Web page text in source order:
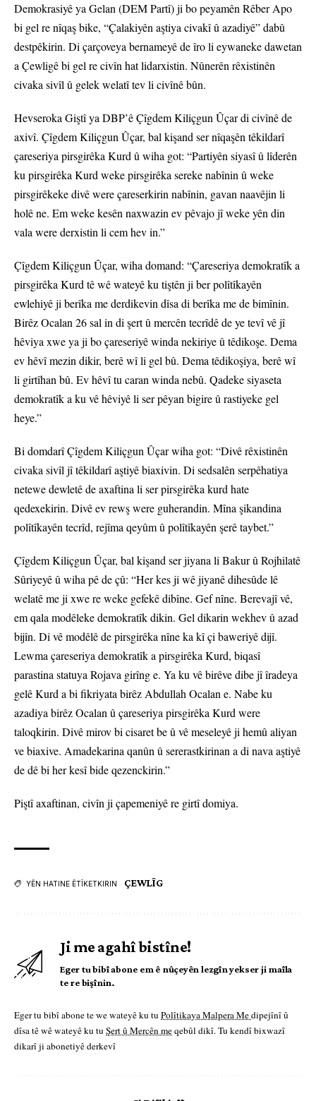
Demokrasiyê ya Gelan (DEM Partî) ji bo peyamên Rêber Apo
bi gel re nîqaş bike, “Çalakiyên aştiya civakî û azadiyê” dabû
destpêkirin. Di çarçoveya bernameyê de îro li eywaneke dawetan
a Çewligê bi gel re civîn hat lidarxistin. Nûnerên rêxistinên
civaka sivîl û gelek welatî tev li civînê bûn.
Hevseroka Giştî ya DBP’ê Çîgdem Kiliçgun Ûçar di civînê de
axivî. Çîgdem Kiliçgun Ûçar, bal kişand ser nîqaşên têkildarî
çareseriya pirsgirêka Kurd û wiha got: “Partiyên siyasî û lîderên
ku pirsgirêka Kurd weke pirsgirêka sereke nabînin û weke
pirsgirêkeke divê were çareserkirin nabînin, gavan naavêjin li
holê ne. Em weke kesên naxwazin ev pêvajo jî weke yên din
vala were derxistin li cem hev in.”
Çîgdem Kiliçgun Ûçar, wiha domand: “Çareseriya demokratîk a
pirsgirêka Kurd tê wê wateyê ku tiştên ji ber polîtîkayên
ewlehiyê ji berîka me derdikevin dîsa di berîka me de bimînin.
Birêz Ocalan 26 sal in di şert û mercên tecrîdê de ye tevî vê jî
hêviya xwe ya ji bo çareseriyê winda nekiriye û têdikoşe. Dema
ev hêvî mezin dikir, berê wî li gel bû. Dema têdikoşiya, berê wî
li girtîhan bû. Ev hêvî tu caran winda nebû. Qadeke siyaseta
demokratîk a ku vê hêviyê li ser pêyan bigire û rastiyeke gel
heye.”
Bi domdarî Çîgdem Kiliçgun Ûçar wiha got: “Divê rêxistinên
civaka sivîl jî têkildarî aştiyê biaxivin. Di sedsalên serpêhatiya
netewe dewletê de axaftina li ser pirsgirêka kurd hate
qedexekirin. Divê ev rewş were guherandin. Mîna şikandina
polîtîkayên tecrîd, rejîma qeyûm û polîtîkayên şerê taybet.”
Çîgdem Kiliçgun Ûçar, bal kişand ser jiyana li Bakur û Rojhilatê
Sûriyeyê û wiha pê de çû: “Her kes ji wê jiyanê dihesûde lê
welatê me ji xwe re weke gefekê dibîne. Gef nîne. Berevajî vê,
em qala modêleke demokratîk dikin. Gel dikarin wekhev û azad
bijîn. Di vê modêlê de pirsgirêka nîne ka kî çi baweriyê dijî.
Lewma çareseriya demokratîk a pirsgirêka Kurd, biqasî
parastina statuya Rojava girîng e. Ya ku vê birêve dibe jî îradeya
gelê Kurd a bi fikriyata birêz Abdullah Ocalan e. Nabe ku
azadiya birêz Ocalan û çareseriya pirsgirêka Kurd were
taloqkirin. Divê mirov bi cisaret be û vê meseleyê ji hemû aliyan
ve biaxive. Amadekarina qanûn û sererastkirinan a di nava aştiyê
de dê bi her kesî bide qezenckirin.”
Piştî axaftinan, civîn ji çapemeniyê re girtî domiya.
YÊN HATINE ÊTÎKETKIRIN ÇEWLÎG
Ji me agahî bistîne!
Eger tu bibî abone em ê nûçeyên lezgîn yekser ji maîla
te re bişînin.
Eger tu bibî abone te we wateyê ku tu Polîtikaya Malpera Medipejînî û
dîsa tê wê wateyê ku tu Şert û Mercên meqebûl dikî. Tu kendî bixwazî
dikarî ji abonetiyê derkevî